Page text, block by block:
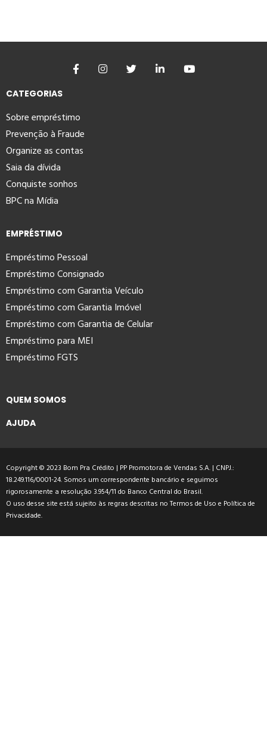
CATEGORIAS
Sobre empréstimo
Prevenção à Fraude
Organize as contas
Saia da dívida
Conquiste sonhos
BPC na Mídia
EMPRÉSTIMO
Empréstimo Pessoal
Empréstimo Consignado
Empréstimo com Garantia Veículo
Empréstimo com Garantia Imóvel
Empréstimo com Garantia de Celular
Empréstimo para MEI
Empréstimo FGTS
QUEM SOMOS
AJUDA
Copyright © 2023 Bom Pra Crédito | PP Promotora de Vendas S.A. | CNPJ.:
18.249.116/0001-24. Somos um correspondente bancário e seguimos
rigorosamente a resolução 3.954/11 do Banco Central do Brasil.
O uso desse site está sujeito às regras descritas noTermos de Uso e Política de
Privacidade.